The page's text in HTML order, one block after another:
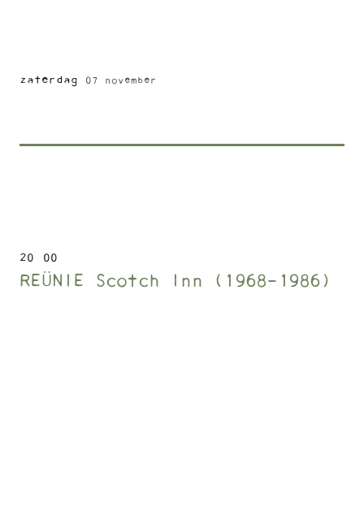
zaterdag 07 november
20 00
REÜNIE Scotch Inn (1968-1986)